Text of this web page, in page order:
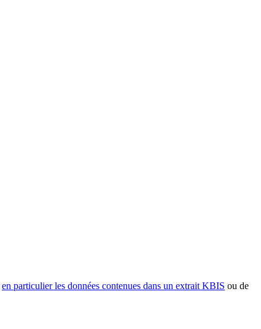
en particulier les données contenues dans un extrait KBIS ou de